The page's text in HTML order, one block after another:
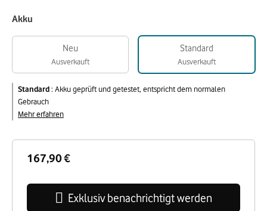
167,90 €
Exklusiv benachrichtigt werden
Akku
Neu
Ausverkauft
Standard
Ausverkauft
Standard: Akku geprüft und getestet, entspricht dem normalen
Gebrauch
Mehr erfahren